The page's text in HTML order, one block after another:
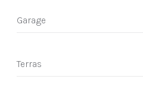
Garage
Terras